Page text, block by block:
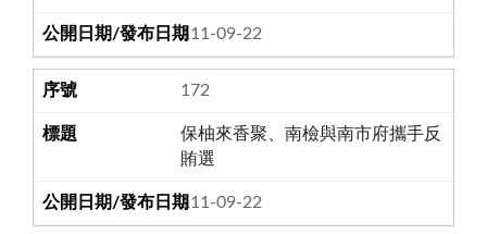
111-09-22
172
保柚來香聚、南檢與南市府攜手反
賄選
111-09-22